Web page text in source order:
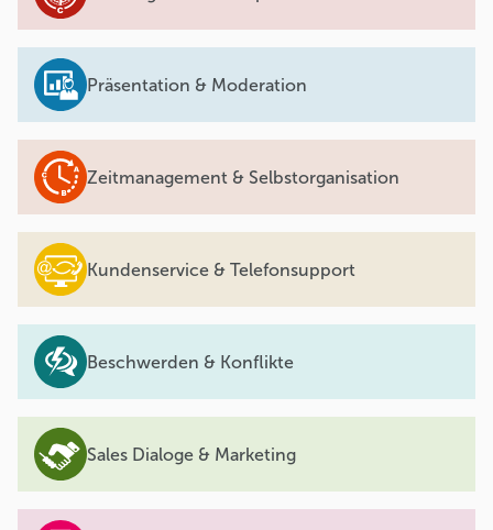
Präsentation & Moderation
Zeitmanagement & Selbstorganisation
Kundenservice & Telefonsupport
Beschwerden & Konflikte
Sales Dialoge & Marketing